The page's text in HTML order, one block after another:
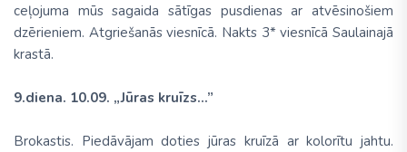
ceļojuma mūs sagaida sātīgas pusdienas ar atvēsinošiem
dzērieniem. Atgriešanās viesnīcā. Nakts 3* viesnīcā Saulainajā
krastā.
9.diena. 10.09. „Jūras kruīzs...”
Brokastis. Piedāvājam doties jūras kruīzā ar kolorītu jahtu.